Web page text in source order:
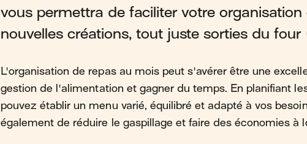
vous permettra de faciliter votre
nouvelles créations, tout juste sorties du four
L'organisation de repas au mois peut s'avérer être une
gestion de l'alimentation et gagner du temps. En planifiant
pouvez établir un menu varié, équilibré et adapté à vos
également de réduire le gaspillage et faire des économies à